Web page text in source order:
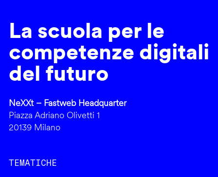
La scuola per le
competenze digitali
del futuro
NeXXt – Fastweb Headquarter
Piazza Adriano Olivetti 1
20139 Milano
TEMATICHE